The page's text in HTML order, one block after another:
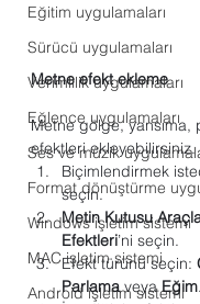
Eğitim uygulamaları
Sürücü uygulamaları
Verimlilik uygulamaları
Eğlence uygulamaları
Ses ve müzik
Format dönüştürme
Windows işletim sistemi
MAC işletim sistemi
Android işletim sistemi
Metne efekt ekleme
Metne gölge, yansıma,
efektleri ekleyebilirsiniz.
Biçimlendirmek
seçin.
Metin Kutusu
Efektleri’ni seçin.
Efekt türünü seçin:
Parlama veya Eğim.